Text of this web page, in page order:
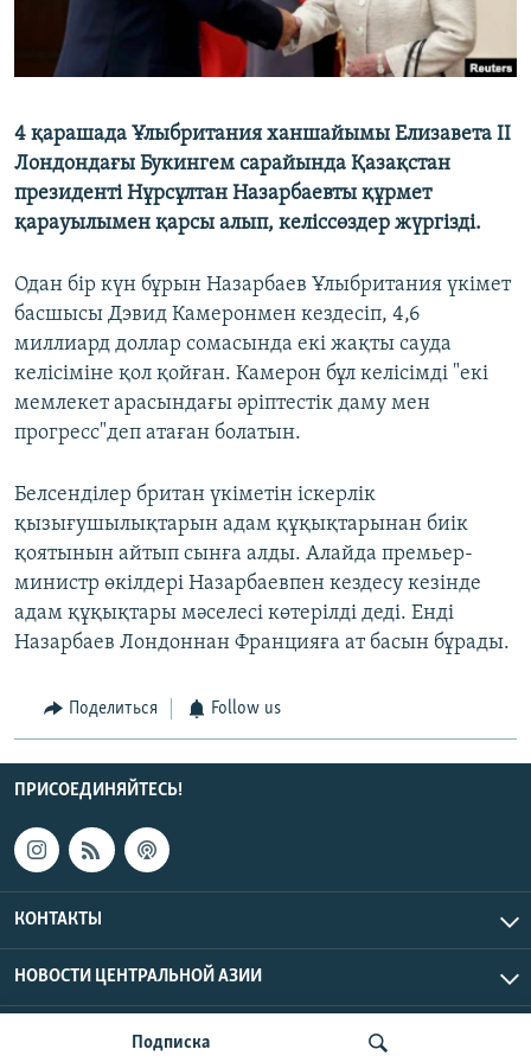
Подписка
4 қарашада Ұлыбритания ханшайымы Елизавета II
Лондондағы Букингем сарайында Қазақстан
президенті Нұрсұлтан Назарбаевты құрмет
қарауылымен қарсы алып, келіссөздер жүргізді.
Одан бір күн бұрын Назарбаев Ұлыбритания үкімет
басшысы Дэвид Камеронмен кездесіп, 4,6
миллиард доллар сомасында екі жақты сауда
келісіміне қол қойған. Камерон бұл келісімді "екі
мемлекет арасындағы әріптестік даму мен
прогресс"деп атаған болатын.
Белсенділер британ үкіметін іскерлік
қызығушылықтарын адам құқықтарынан биік
қоятынын айтып сынға алды. Алайда премьер-
министр өкілдері Назарбаевпен кездесу кезінде
адам құқықтары мәселесі көтерілді деді. Енді
Назарбаев Лондоннан Францияға ат басын бұрады.
Поделиться Follow us
ПРИСОЕДИНЯЙТЕСЬ!
КОНТАКТЫ
НОВОСТИ ЦЕНТРАЛЬНОЙ АЗИИ
CENTRAL ASIAN © 2026 RFE/RL, Inc. | Все права защищены.